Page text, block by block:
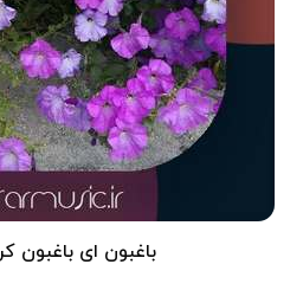
باغبون ای باغبون